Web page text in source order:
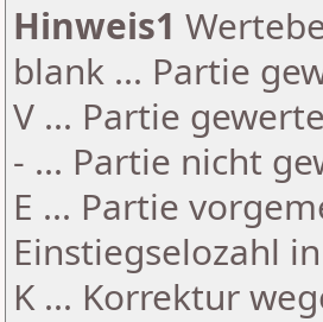
Hinweis1
blank ... Partie
V ... Partie
- ... Partie nicht
E ... Partie
Einstiegselozahl
K ... Korrektur